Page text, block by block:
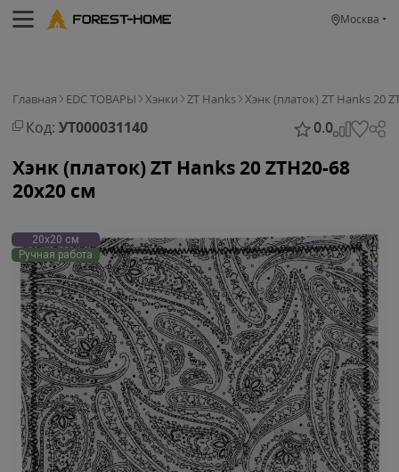
Москва
Главная EDC ТОВАРЫ Хэнки ZT Hanks Хэнк (платок) ZT Hanks 20
Код: УТ000031140 0.0
Хэнк (платок) ZT Hanks 20 ZTH20-68
20х20 см
20х20 см
Ручная работа